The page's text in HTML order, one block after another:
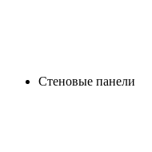
Стеновые панели